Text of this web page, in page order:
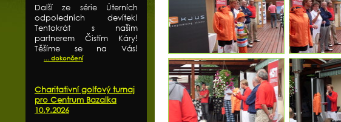
Další ze série Úterních
odpoledních devítek!
Tentokrát s naším
partnerem Čistím Káry!
Těšíme se na Vás!
... dokončení
Charitativní golfový turnaj
pro Centrum Bazalka
10.9.2026